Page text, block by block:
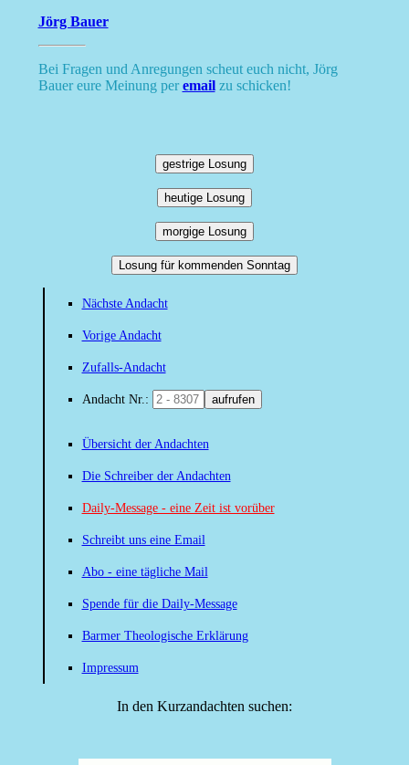
Jörg Bauer
Bei Fragen und Anregungen scheut euch nicht, Jörg
Bauer eure Meinung peremailzu schicken!
gestrige Losung
heutige Losung
morgige Losung
Losung für kommenden Sonntag
Nächste Andacht
Vorige Andacht
Zufalls-Andacht
Andacht Nr.: aufrufen
Übersicht der Andachten
Die Schreiber der Andachten
Daily-Message - eine Zeit ist vorüber
Schreibt uns eine Email
Abo - eine tägliche Mail
Spende für die Daily-Message
Barmer Theologische Erklärung
Impressum
In den Kurzandachten suchen: